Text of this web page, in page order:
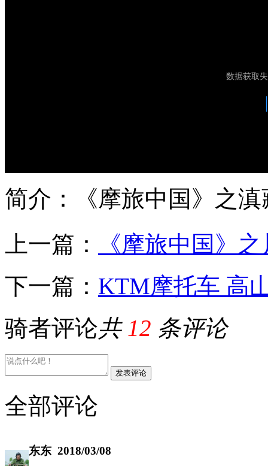
简介：《摩旅中国》之
上一篇：
《摩旅中国》
下一篇： KTM摩托车 高
骑者评论共 12 条评论
全部评论
东东 2018/03/08